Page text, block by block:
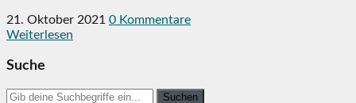
21. Oktober 2021 0 Kommentare
Weiterlesen
Suche
Search